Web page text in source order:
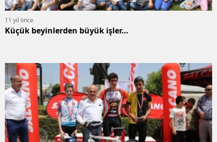
11 yıl önce
Küçük beyinlerden büyük işler…